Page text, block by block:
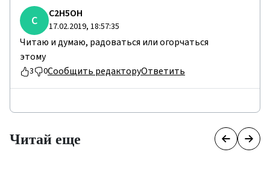
C C2H5OH
17.02.2019, 18:57:35
Читаю и думаю, радоваться или огорчаться
этому
3 0Сообщить редакторуОтветить
Читай еще